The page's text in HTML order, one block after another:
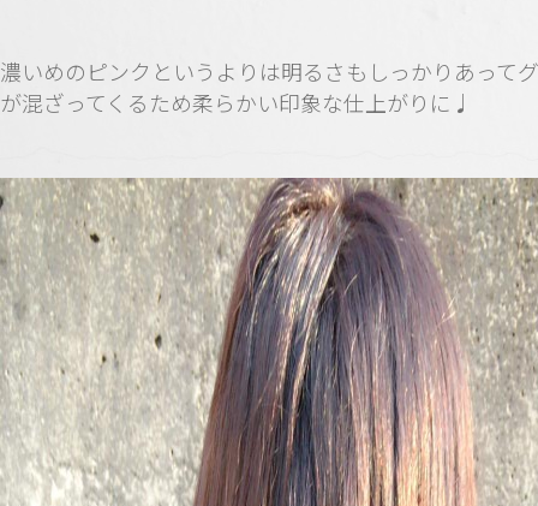
濃いめのピンクというよりは明るさもしっかりあって
が混ざってくるため柔らかい印象な仕上がりに♩